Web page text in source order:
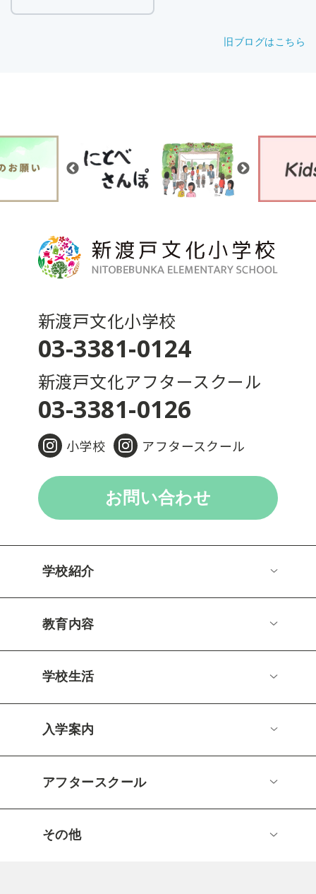
旧ブログはこちら
新渡戸文化小学校
03-3381-0124
新渡戸文化アフタースクール
03-3381-0126
小学校 アフタースクール
お問い合わせ
学校紹介
教育内容
学校生活
入学案内
アフタースクール
その他